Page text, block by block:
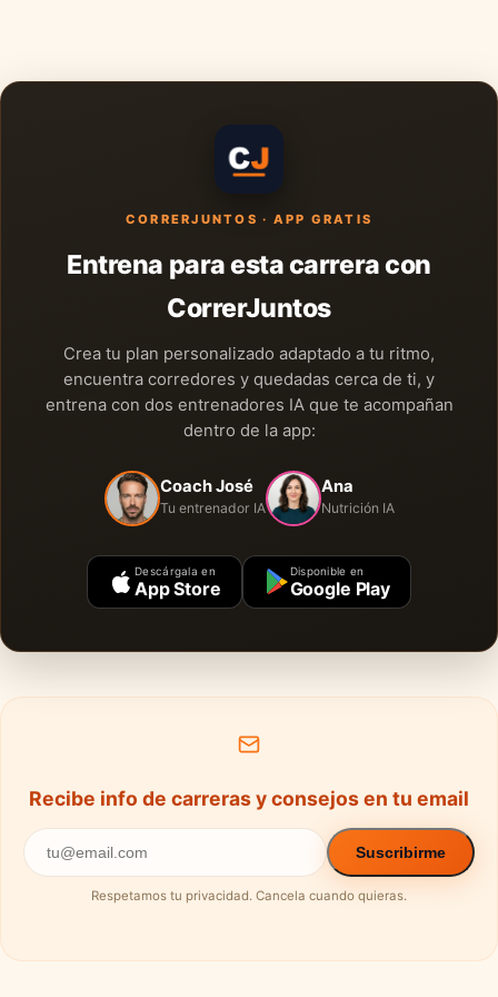
CORRERJUNTOS · APP GRATIS
Entrena para esta carrera con
CorrerJuntos
Crea tu plan personalizado adaptado a tu ritmo,
encuentra corredores y quedadas cerca de ti, y
entrena con dos entrenadores IA que te acompañan
dentro de la app:
Coach José
Tu entrenador IA
Ana
Nutrición IA
Descárgala en
App Store
Disponible en
Google Play
Recibe info de carreras y consejos en tu email
Suscribirme
Respetamos tu privacidad. Cancela cuando quieras.